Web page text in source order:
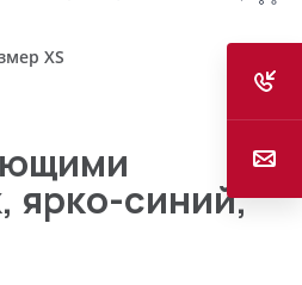
XS
ярко-синий,